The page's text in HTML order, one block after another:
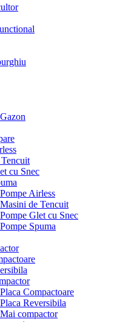
cu Snec
Airless
de Tencuit
Glet cu Snec
Spuma
Compactoare
Reversibila
compactor